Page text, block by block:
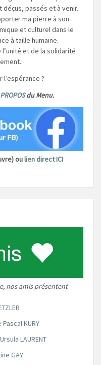
passés et à venir.
ma pierre à son
et culturel dans le
à taille humaine.
et de la solidarité
?
du Menu.
oulien direct ICI
nos amis présentent
KURY
LAURENT
GAY